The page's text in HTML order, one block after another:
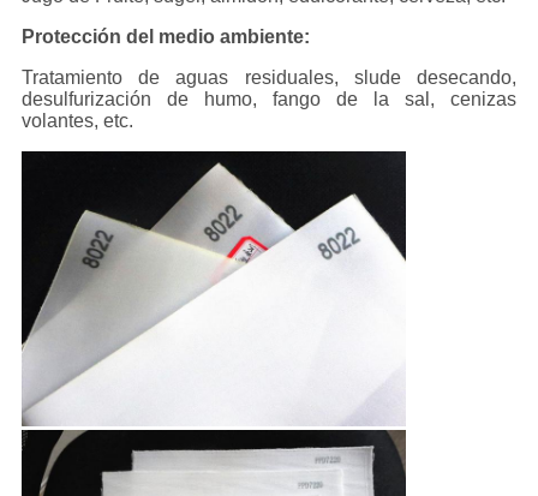
Protección del medio ambiente:
Tratamiento de aguas residuales, slude desecando,
desulfurización de humo, fango de la sal, cenizas
volantes, etc.